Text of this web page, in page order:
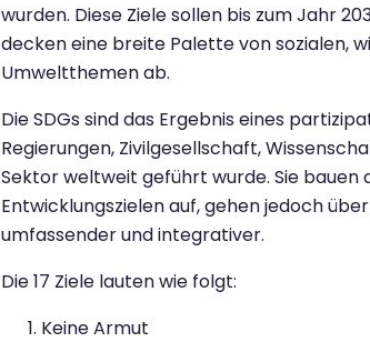
wurden. Diese Ziele sollen bis zum Jahr
decken eine breite Palette von sozialen,
Umweltthemen ab.
Die SDGs sind das Ergebnis eines
Regierungen, Zivilgesellschaft,
Sektor weltweit geführt wurde. Sie bauen
Entwicklungszielen auf, gehen jedoch
umfassender und integrativer.
Die 17 Ziele lauten wie folgt:
Keine Armut